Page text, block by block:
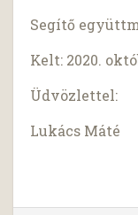
Segítő
Kelt: 2020.
Üdvözlettel:
Lukács Máté